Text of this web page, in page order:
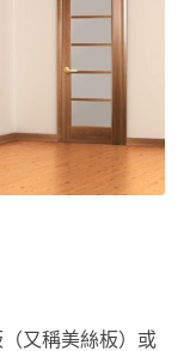
又稱美絲板）或